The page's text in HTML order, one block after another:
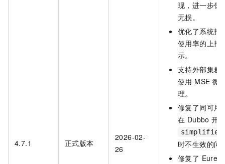
4.7.1 正式版本
2026-02-
26
现，进一步保
无损。
优化了系统指
使用率的上报
示。
支持外部集群
使用 MSE 微
理。
修复了同可用
在 Dubbo 开
时不生效的问
修复了